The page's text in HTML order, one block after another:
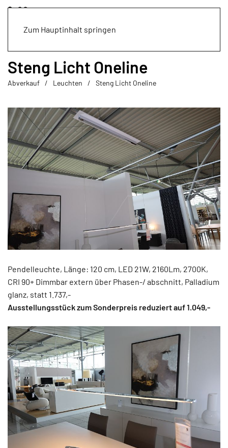
Zum Hauptinhalt springen
Steng Licht Oneline
Abverkauf Leuchten Steng Licht Oneline
Pendelleuchte, Länge: 120 cm, LED 21W, 2160Lm, 2700K,
CRI 90+ Dimmbar extern über Phasen-/ abschnitt, Palladium
glanz, statt 1.737,-
Ausstellungsstück zum Sonderpreis reduziert auf 1.049,-